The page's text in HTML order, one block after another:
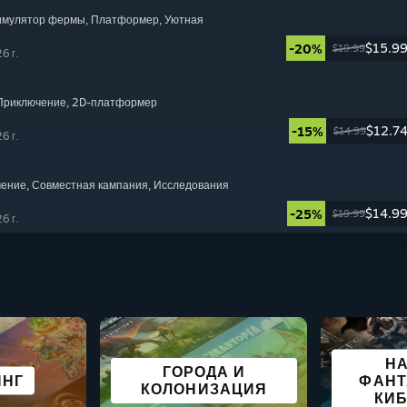
фермы, Платформер, Уютная
г. -20% $19.99$15.99
, 2D-платформер
г. -15% $14.99$12.74
, Совместная кампания, Исследования
г. -25% $19.99$14.99
ГОРОДА И
КОЛОНИЗАЦИЯ
КАЗУАЛЬНАЯ ИГРА
СИМУЛЯТОР
ВЫЖИВАНИЕ